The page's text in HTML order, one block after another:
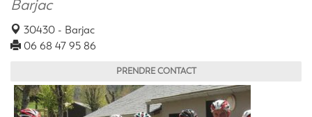
Barjac
30430 - Barjac
06 68 47 95 86
PRENDRE CONTACT